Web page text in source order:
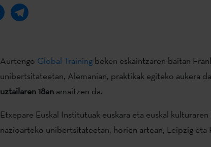
Aurtengo Global Trainingbeken eskaintzaren baitan
unibertsitateetan, Alemanian, praktikak egiteko aukera
uztailaren 18anamaitzen da.
Etxepare Euskal Institutuak euskara eta euskal
nazioarteko unibertsitateetan, horien artean, Leipzig